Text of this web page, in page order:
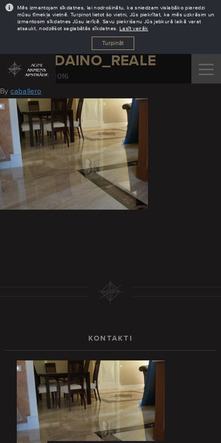
Mēs izmantojam sīkdatnes, lai nodrošinātu, ka sniedzam vislabāko pieredzi
mūsu tīmekļa vietnē. Turpinot lietot šo vietni, Jūs piekrītat, ka mēs uzkrāsim un
izmantosim sīkdatnes Jūsu ierīcē. Savu piekrišanu Jūs jebkurā laikā varat
atsaukt, nodzēšot saglabātās sīkdatnes. Lasīt vairāk
Turpināt
GRIDA_DAINO_REALE
September 20, 2016
Bycaballero
KONTAKTI